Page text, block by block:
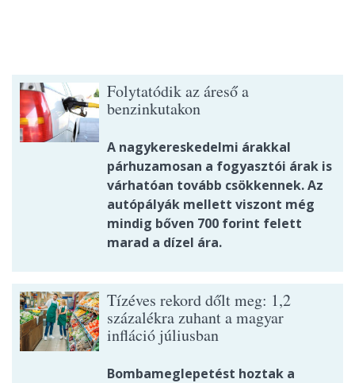
Folytatódik az áreső a
benzinkutakon
A nagykereskedelmi árakkal
párhuzamosan a fogyasztói árak is
várhatóan tovább csökkennek. Az
autópályák mellett viszont még
mindig bőven 700 forint felett
marad a dízel ára.
Tízéves rekord dőlt meg: 1,2
százalékra zuhant a magyar
infláció júliusban
Bombameglepetést hoztak a